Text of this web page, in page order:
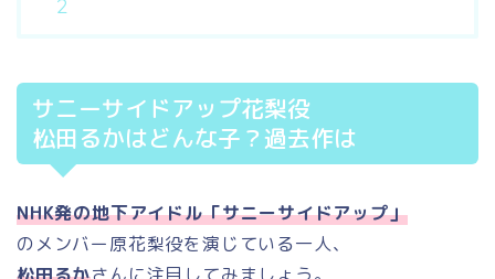
サニーサイドアップ花梨役
松田るかはどんな子？過去作は
NHK発の地下アイドル「サニーサイドアップ」
のメンバー原花梨役を演じている一人、